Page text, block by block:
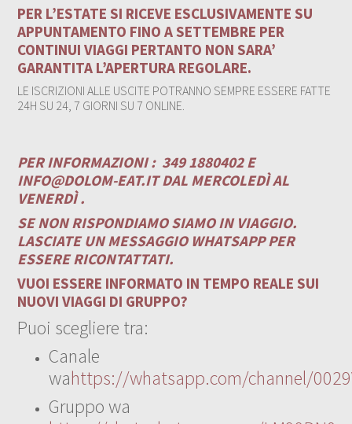
PER L’ESTATE SI RICEVE ESCLUSIVAMENTE SU
APPUNTAMENTO FINO A SETTEMBRE PER
CONTINUI VIAGGI PERTANTO NON SARA’
GARANTITA L’APERTURA REGOLARE.
LE ISCRIZIONI ALLE USCITE POTRANNO SEMPRE ESSERE FATTE
24H SU 24, 7 GIORNI SU 7 ONLINE.
PER INFORMAZIONI : 349 1880402 E
INFO@DOLOM-EAT.ITDAL MERCOLEDÌ AL
VENERDÌ .
SE NON RISPONDIAMO SIAMO IN VIAGGIO.
LASCIATE UN MESSAGGIO WHATSAPP PER
ESSERE RICONTATTATI.
VUOI ESSERE INFORMATO IN TEMPO REALE SUI
NUOVI VIAGGI DI GRUPPO?
Puoi scegliere tra:
Canale
wahttps://whatsapp.com/channel/
Gruppo wa